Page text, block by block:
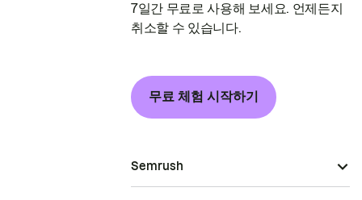
7일간 무료로 사용해 보세요. 언제든지
취소할 수 있습니다.
무료 체험 시작하기
Semrush